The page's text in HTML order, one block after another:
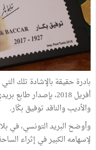
أفريل 2018، بإصدار
والأديب والناقد توفيق بكّار.
وأوضح البريد التونسي، في
لإسهامه الكبير في إثراء